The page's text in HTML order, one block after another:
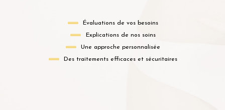
Évaluations de vos besoins
Explications de nos soins
Une approche personnalisée
Des traitements efficaces et sécuritaires